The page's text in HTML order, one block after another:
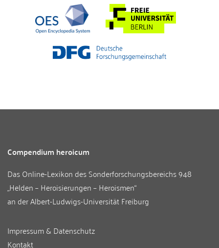
Compendium heroicum
Das Online-Lexikon desSonderforschungsbereichs 948
„Helden – Heroisierungen – Heroismen“
an derAlbert-Ludwigs-Universität Freiburg
Impressum & Datenschutz
Kontakt